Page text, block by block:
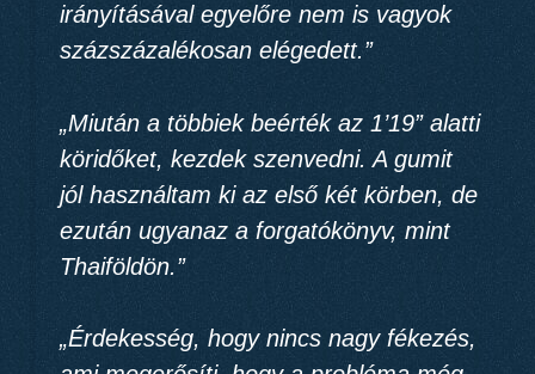
irányításával egyelőre nem is vagyok
százszázalékosan elégedett.”
„Miután a többiek beérték az 1’19” alatti
köridőket, kezdek szenvedni. A gumit
jól használtam ki az első két körben, de
ezután ugyanaz a forgatókönyv, mint
Thaiföldön.”
„Érdekesség, hogy nincs nagy fékezés,